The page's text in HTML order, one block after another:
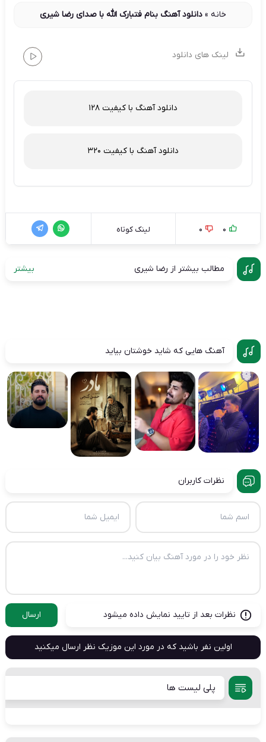
خانه» دانلود آهنگ بنام فتبارک الله با صدای رضا شیری
لینک های دانلود
دانلود آهنگ با کیفیت 128
دانلود آهنگ با کیفیت 320
0
0 لینک کوتاه
مطالب بیشتر از رضا شیری بیشتر
آهنگ هایی که شاید خوشتان بیاید
نظرات کاربران
نظرات بعد از تایید نمایش داده میشود ارسال
اولین نفر باشید که در مورد این موزیک نظر ارسال میکنید
پلی لیست ها